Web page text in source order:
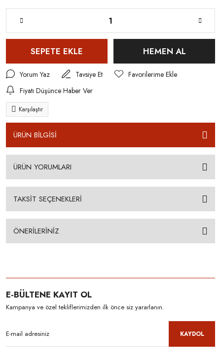
SEPETE EKLE HEMEN AL
Yorum Yaz
Tavsiye Et
Fiyatı Düşünce Haber Ver
Karşılaştır
ÜRÜN BİLGİSİ
ÜRÜN YORUMLARI
TAKSİT SEÇENEKLERİ
ÖNERİLERİNİZ
E-BÜLTENE KAYIT OL
Kampanya ve özel tekliflerimizden ilk önce siz yararlanın.
KAYDOL